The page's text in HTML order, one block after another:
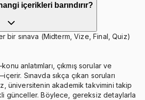
içerikleri barındırır?
bir sınava (Midterm, Vize, Final, Quiz)
anlatımları, çıkmış sorular ve
Sınavda sıkça çıkan soruları
üniversitenin akademik takvimini takip
günceller. Böylece, gereksiz detaylarla